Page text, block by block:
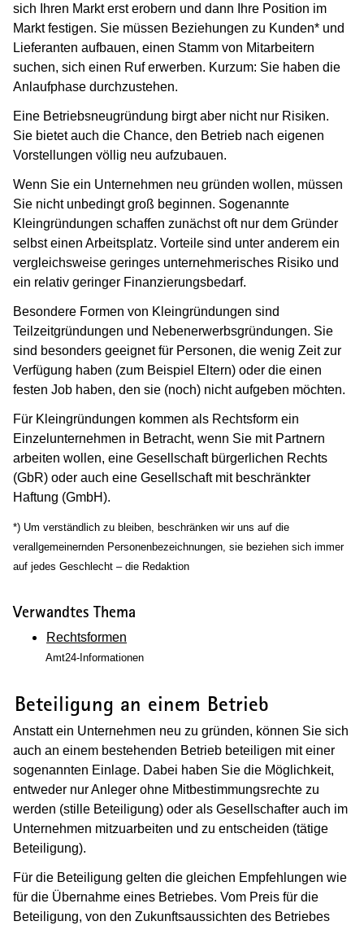
sich Ihren Markt erst erobern und dann Ihre Position im
Markt festigen. Sie müssen Beziehungen zu Kunden* und
Lieferanten aufbauen, einen Stamm von Mitarbeitern
suchen, sich einen Ruf erwerben. Kurzum: Sie haben die
Anlaufphase durchzustehen.
Eine Betriebsneugründung birgt aber nicht nur Risiken.
Sie bietet auch die Chance, den Betrieb nach eigenen
Vorstellungen völlig neu aufzubauen.
Wenn Sie ein Unternehmen neu gründen wollen, müssen
Sie nicht unbedingt groß beginnen. Sogenannte
Kleingründungen schaffen zunächst oft nur dem Gründer
selbst einen Arbeitsplatz. Vorteile sind unter anderem ein
vergleichsweise geringes unternehmerisches Risiko und
ein relativ geringer Finanzierungsbedarf.
Besondere Formen von Kleingründungen sind
Teilzeitgründungen und Nebenerwerbsgründungen. Sie
sind besonders geeignet für Personen, die wenig Zeit zur
Verfügung haben (zum Beispiel Eltern) oder die einen
festen Job haben, den sie (noch) nicht aufgeben möchten.
Für Kleingründungen kommen als Rechtsform ein
Einzelunternehmen in Betracht, wenn Sie mit Partnern
arbeiten wollen, eine Gesellschaft bürgerlichen Rechts
(GbR) oder auch eine Gesellschaft mit beschränkter
Haftung (GmbH).
*) Um verständlich zu bleiben, beschränken wir uns auf die
verallgemeinernden Personenbezeichnungen, sie beziehen sich immer
auf jedes Geschlecht – die Redaktion
Verwandtes Thema
Rechtsformen
Amt24-Informationen
(Wird in einem neuen Fenster
Beteiligung an einem Betrieb
Anstatt ein Unternehmen neu zu gründen, können Sie sich
auch an einem bestehenden Betrieb beteiligen mit einer
sogenannten Einlage. Dabei haben Sie die Möglichkeit,
entweder nur Anleger ohne Mitbestimmungsrechte zu
werden (stille Beteiligung) oder als Gesellschafter auch im
Unternehmen mitzuarbeiten und zu entscheiden (tätige
Beteiligung).
Für die Beteiligung gelten die gleichen Empfehlungen wie
für die Übernahme eines Betriebes. Vom Preis für die
Beteiligung, von den Zukunftsaussichten des Betriebes